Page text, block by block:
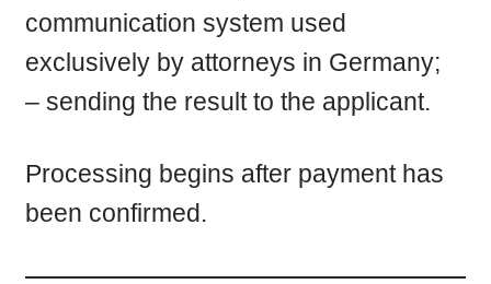
communication system used
exclusively by attorneys in Germany;
– sending the result to the applicant.
Processing begins after payment has
been confirmed.